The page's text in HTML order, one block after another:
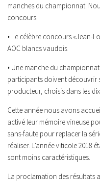
manches du championnat.
concours :
• Le célèbre concours «Jean-
AOC blancs vaudois.
• Une manche du
participants doivent découvrir
producteur, choisis dans les
Cette année nous avons
activé leur mémoire vineuse
sans-faute pour replacer la
réaliser. L’année viticole 2018
sont moins caractéristiques.
La proclamation des résultats